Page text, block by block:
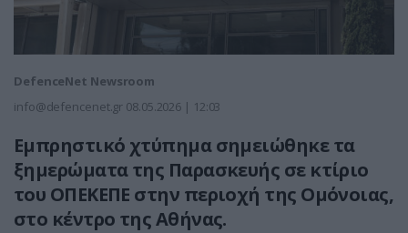
DefenceNet Newsroom
info@defencenet.gr 08.05.2026 | 12:03
Εμπρηστικό χτύπημα σημειώθηκε τα
ξημερώματα της Παρασκευής σε κτίριο
του ΟΠΕΚΕΠΕ στην περιοχή της Ομόνοιας,
στο κέντρο της Αθήνας.